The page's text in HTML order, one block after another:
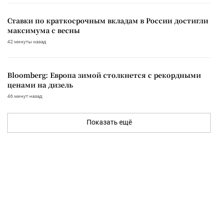
Ставки по краткосрочным вкладам в России достигли
максимума с весны
42 минуты назад
Bloomberg: Европа зимой столкнется с рекордными
ценами на дизель
46 минут назад
Показать ещё